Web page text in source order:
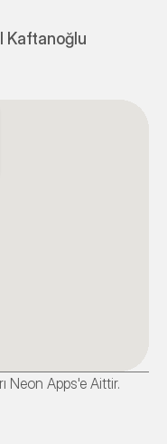
Kaftanoğlu
Neon Apps'e Aittir.